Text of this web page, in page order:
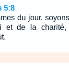
5:8
du jour,
et de la charité,